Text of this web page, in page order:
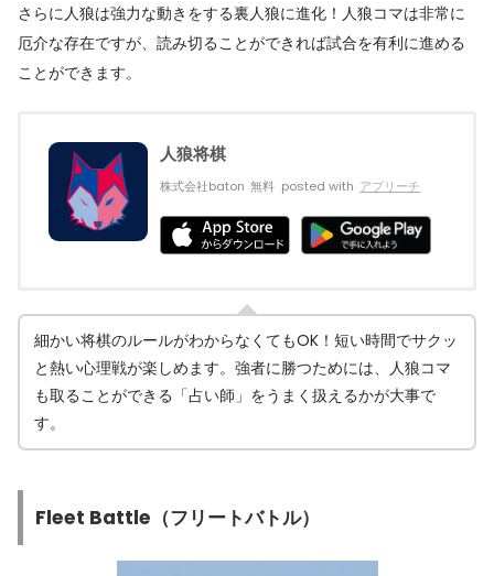
さらに人狼は強力な動きをする裏人狼に進化！人狼コマは非常に
厄介な存在ですが、読み切ることができれば試合を有利に進める
ことができます。
人狼将棋
株式会社baton 無料 posted with アプリーチ
細かい将棋のルールがわからなくてもOK！短い時間でサクッ
と熱い心理戦が楽しめます。強者に勝つためには、人狼コマ
も取ることができる「占い師」をうまく扱えるかが大事で
す。
Fleet Battle（フリートバトル）